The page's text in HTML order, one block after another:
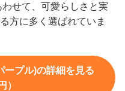
せて、可愛らしさと実
方に多く選ばれていま
ープル)の詳細を見る
）